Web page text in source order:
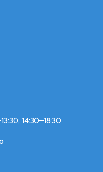
14:30–18:30